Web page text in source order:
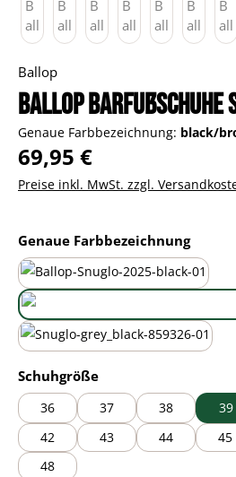
Ballop
Ballop Barfußschuhe
Genaue Farbbezeichnung: black/
Regulärer Preis:
69,95 €
Preise inkl. MwSt. zzgl.
Genaue Farbbezeichnung
black/brown
Schuhgrößeauswählen
36 37 38 39
42
43 44 45
48